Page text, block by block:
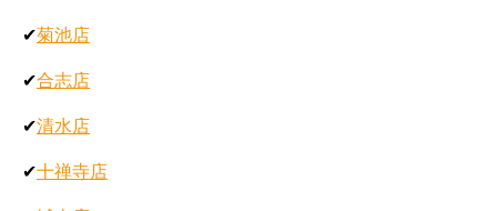
✔菊池店
✔合志店
✔清水店
✔十禅寺店